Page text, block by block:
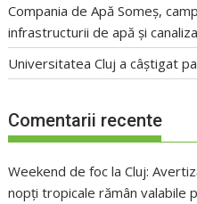
Compania de Apă Someș,
infrastructurii de apă și
Universitatea Cluj a câștigat
Comentarii recente
Weekend de foc la Cluj:
nopți tropicale rămân valabile